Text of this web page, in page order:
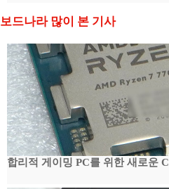
보드나라 많이 본 기사
합리적 게이밍 PC를 위한 새로운